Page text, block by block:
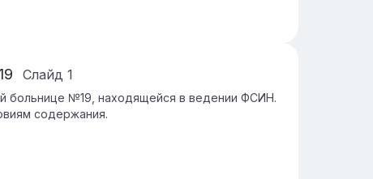
Слайд 1
больнице №19, находящейся в ведении ФСИН.
содержания.